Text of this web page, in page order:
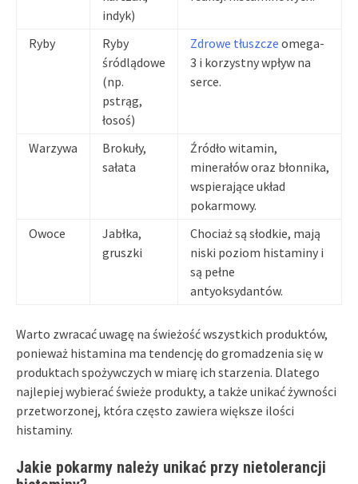
indyk)
Ryby
Ryby
śródlądowe
(np.
pstrąg,
łosoś)
Zdrowe tłuszcze omega-
3 i korzystny wpływ na
serce.
Warzywa
Brokuły,
sałata
Źródło witamin,
minerałów oraz błonnika,
wspierające układ
pokarmowy.
Owoce
Jabłka,
gruszki
Chociaż są słodkie, mają
niski poziom histaminy i
są pełne
antyoksydantów.
Warto zwracać uwagę na świeżość wszystkich produktów,
ponieważ histamina ma tendencję do gromadzenia się w
produktach spożywczych w miarę ich starzenia. Dlatego
najlepiej wybierać świeże produkty, a także unikać żywności
przetworzonej, która często zawiera większe ilości
histaminy.
Jakie pokarmy należy unikać przy nietolerancji